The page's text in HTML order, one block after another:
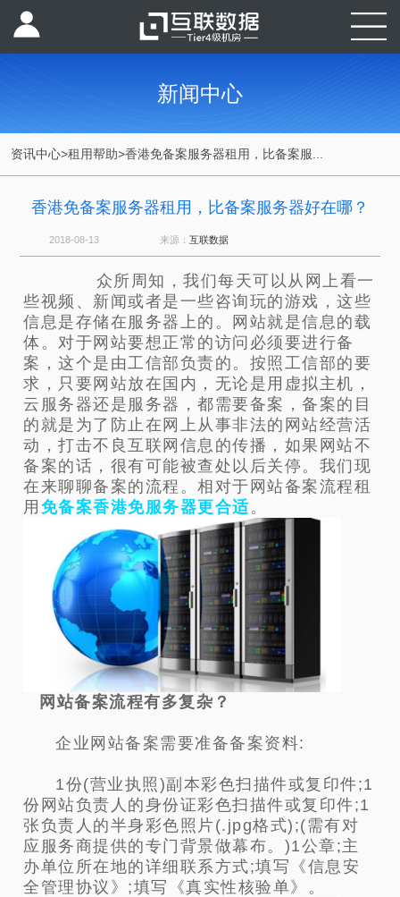
新闻中心
资讯中心>租用帮助>香港免备案服务器租用，比备案服...
香港免备案服务器租用，比备案服务器好在哪？
2018-08-13 来源： 互联数据
众所周知，我们每天可以从网上看一
些视频、新闻或者是一些咨询玩的游戏，这些
信息是存储在服务器上的。网站就是信息的载
体。对于网站要想正常的访问必须要进行备
案，这个是由工信部负责的。按照工信部的要
求，只要网站放在国内，无论是用虚拟主机，
云服务器还是服务器，都需要备案，备案的目
的就是为了防止在网上从事非法的网站经营活
动，打击不良互联网信息的传播，如果网站不
备案的话，很有可能被查处以后关停。我们现
在来聊聊备案的流程。相对于网站备案流程租
用 免备案香港免服务器更合适 。
网站备案流程有多复杂？
企业网站备案需要准备备案资料:
1份(营业执照)副本彩色扫描件或复印件;1
份网站负责人的身份证彩色扫描件或复印件;1
张负责人的半身彩色照片(.jpg格式);(需有对
应服务商提供的专门背景做幕布。)1公章;主
办单位所在地的详细联系方式;填写《信息安
全管理协议》;填写《真实性核验单》。